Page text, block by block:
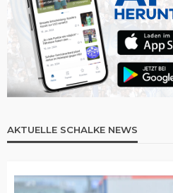
AKTUELLE SCHALKE NEWS